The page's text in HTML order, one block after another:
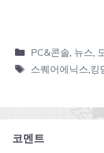
PC&콘솔, 뉴스,
스퀘어에닉스,킹
코멘트